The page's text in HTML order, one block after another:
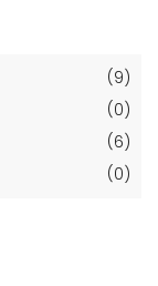
(9)
(0)
(6)
(0)